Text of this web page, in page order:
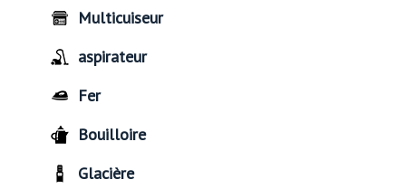
Multicuiseur
aspirateur
Fer
Bouilloire
Glacière